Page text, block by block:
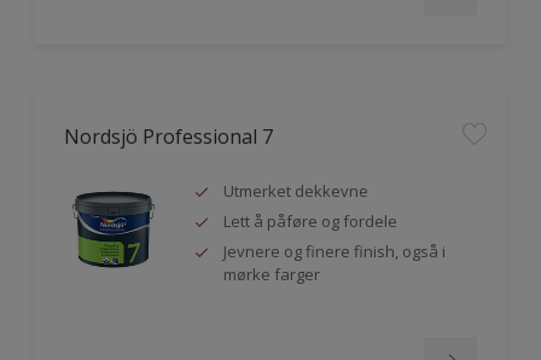
Nordsjö Professional 7
Utmerket dekkevne
Lett å påføre og fordele
Jevnere og finere finish, også i
mørke farger